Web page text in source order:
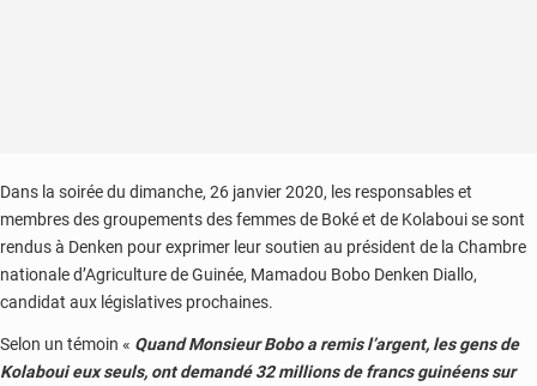
Dans la soirée du dimanche, 26 janvier 2020, les responsables et
membres des groupements des femmes de Boké et de Kolaboui se sont
rendus à Denken pour exprimer leur soutien au président de la Chambre
nationale d’Agriculture de Guinée, Mamadou Bobo Denken Diallo,
candidat aux législatives prochaines.
Selon un témoin « Quand Monsieur Bobo a remis l’argent, les gens de
Kolaboui eux seuls, ont demandé 32 millions de francs guinéens sur